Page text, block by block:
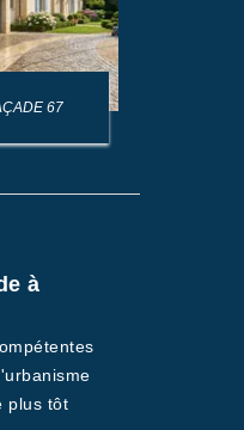
67
à
plus tôt